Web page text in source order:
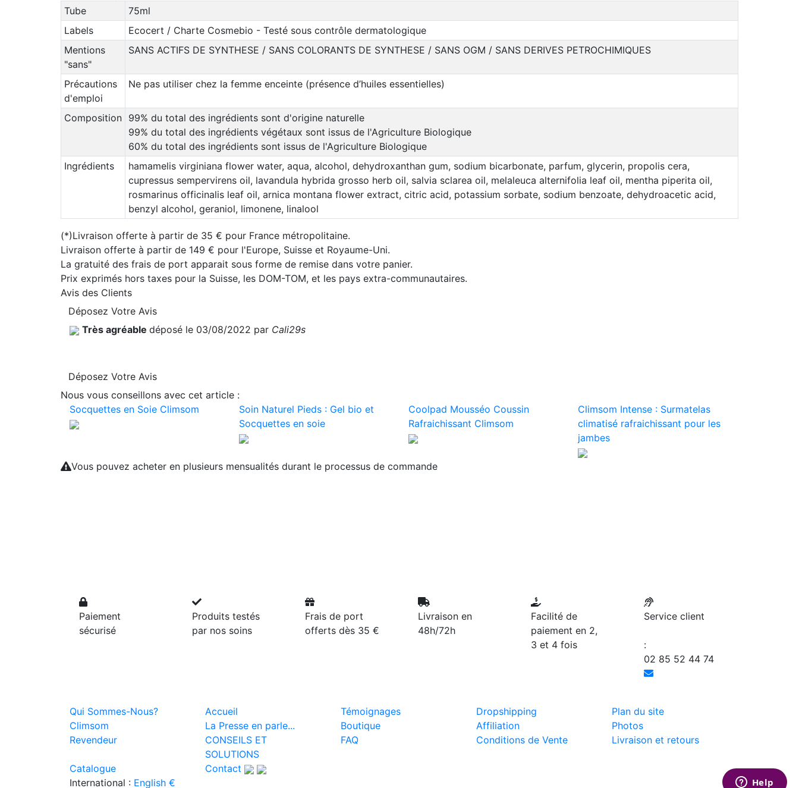
Tube
75ml
Labels
Ecocert / Charte Cosmebio - Testé sous contrôle dermatologique
Mentions
"sans"
SANS ACTIFS DE SYNTHESE / SANS COLORANTS DE SYNTHESE / SANS OGM / SANS DERIVES PETROCHIMIQUES
Précautions
d'emploi
Ne pas utiliser chez la femme enceinte (présence d’huiles essentielles)
Composition
99% du total des ingrédients sont d'origine naturelle
99% du total des ingrédients végétaux sont issus de l'Agriculture Biologique
60% du total des ingrédients sont issus de l'Agriculture Biologique
Ingrédients
hamamelis virginiana flower water, aqua, alcohol, dehydroxanthan gum, sodium bicarbonate, parfum, glycerin, propolis cera,
cupressus sempervirens oil, lavandula hybrida grosso herb oil, salvia sclarea oil, melaleuca alternifolia leaf oil, mentha piperita oil,
rosmarinus officinalis leaf oil, arnica montana flower extract, citric acid, potassium sorbate, sodium benzoate, dehydroacetic acid,
benzyl alcohol, geraniol, limonene, linalool
(*)Livraison offerte à partir de 35 € pour France métropolitaine.
Livraison offerte à partir de 149 € pour l'Europe, Suisse et Royaume-Uni.
La gratuité des frais de port apparait sous forme de remise dans votre panier.
Prix exprimés hors taxes pour la Suisse, les DOM-TOM, et les pays extra-communautaires.
Avis des Clients
Déposez Votre Avis
Très agréable déposé le 03/08/2022 par Cali29s
Déposez Votre Avis
Nous vous conseillons avec cet article :
Socquettes en Soie Climsom
Soin Naturel Pieds : Gel bio et
Socquettes en soie
Coolpad Mousséo Coussin
Rafraichissant Climsom
Climsom Intense : Surmatelas
climatisé rafraichissant pour les
jambes
Vous pouvez acheter en plusieurs mensualités durant le processus de commande
Paiement
sécurisé
Produits testés
par nos soins
Frais de port
offerts dès 35 €
Livraison en
48h/72h
Facilité de
paiement en 2,
3 et 4 fois
Service client
:
02 85 52 44 74
Qui Sommes-Nous? Accueil Témoignages Dropshipping
Plan du site
Climsom
La Presse en parle... Boutique Affiliation
Photos
Revendeur
CONSEILS ET
SOLUTIONS
FAQ Conditions de Vente Livraison et retours
Catalogue
Contact
International : English €